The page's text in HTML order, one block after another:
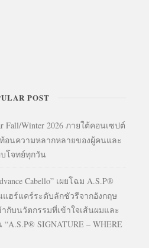
POST
Fall/Winter 2026 ภายใต้คอนเซปต์
ท้อนความหลากหลายของผู้คนและ
โจทย์ทุกวัน
Cabello” เผยโฉม A.S.P®
แฮร์แคร์ระดับลักชัวรีจากอังกฤษ
กับนวัตกรรมที่เข้าใจเส้นผมและ
SIGNATURE – WHERE